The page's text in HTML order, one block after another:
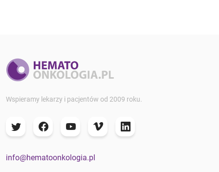
Wspieramy lekarzy i pacjentów od 2009 roku.
info@hematoonkologia.pl